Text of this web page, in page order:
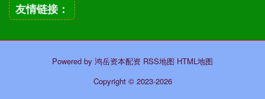
友情链接：
Powered by 鸿岳资本配资 RSS地图 HTML地图
Copyright © 2023-2026